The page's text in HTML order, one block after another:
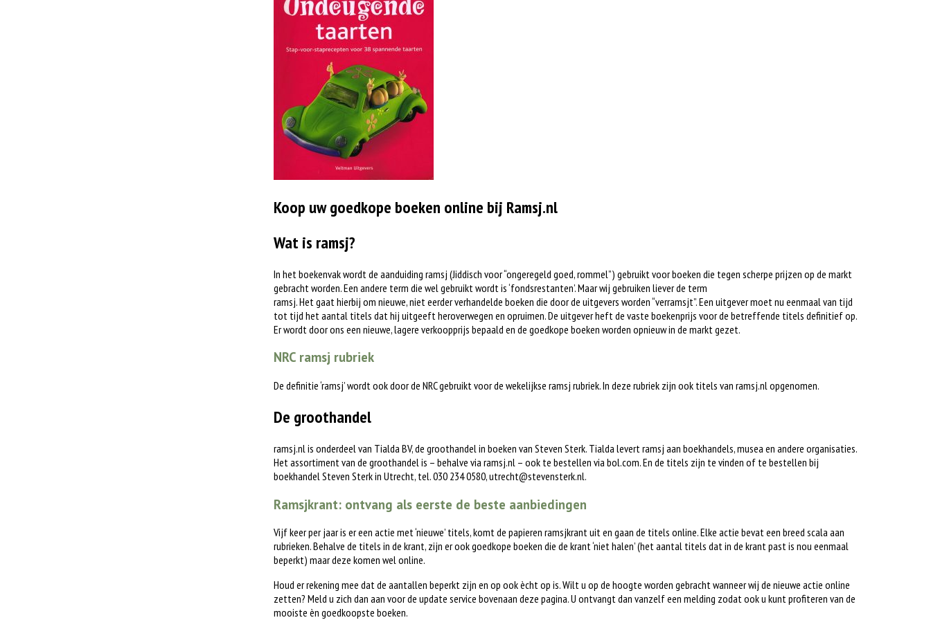
Koop uw goedkope boeken online bij Ramsj.nl
Wat is ramsj?
In het boekenvak wordt de aanduiding ramsj (Jiddisch voor “ongeregeld goed, rommel”) gebruikt voor boeken die tegen scherpe prijzen op de markt
gebracht worden. Een andere term die wel gebruikt wordt is ‘fondsrestanten’. Maar wij gebruiken liever de term
ramsj. Het gaat hierbij om nieuwe, niet eerder verhandelde boeken die door de uitgevers worden “verramsjt”. Een uitgever moet nu eenmaal van tijd
tot tijd het aantal titels dat hij uitgeeft heroverwegen en opruimen. De uitgever heft de vaste boekenprijs voor de betreffende titels definitief op.
Er wordt door ons een nieuwe, lagere verkoopprijs bepaald en de goedkope boeken worden opnieuw in de markt gezet.
NRC ramsj rubriek
De definitie ‘ramsj’ wordt ook door de NRC gebruikt voor de wekelijkse ramsj rubriek. In deze rubriek zijn ook titels van ramsj.nl opgenomen.
De groothandel
ramsj.nl is onderdeel van Tialda BV, de groothandel in boeken van Steven Sterk. Tialda levert ramsj aan boekhandels, musea en andere organisaties.
Het assortiment van de groothandel is – behalve via ramsj.nl – ook te bestellen via bol.com. En de titels zijn te vinden of te bestellen bij
boekhandel Steven Sterk in Utrecht, tel. 030 234 0580,utrecht@stevensterk.nl.
Ramsjkrant: ontvang als eerste de beste aanbiedingen
Vijf keer per jaar is er een actie met ‘nieuwe’ titels, komt de papieren ramsjkrant uit en gaan de titels online. Elke actie bevat een breed scala aan
rubrieken. Behalve de titels in de krant, zijn er ook goedkope boeken die de krant ‘niet halen’ (het aantal titels dat in de krant past is nou eenmaal
beperkt) maar deze komen wel online.
Houd er rekening mee dat de aantallen beperkt zijn en op ook ècht op is. Wilt u op de hoogte worden gebracht wanneer wij de nieuwe actie online
zetten? Meld u zich dan aan voor de update service bovenaan deze pagina. U ontvangt dan vanzelf een melding zodat ook u kunt profiteren van de
mooiste èn goedkoopste boeken.